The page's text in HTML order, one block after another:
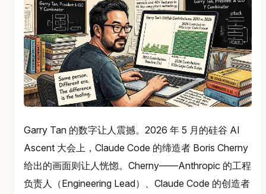
Garry Tan 的数字让人震撼。2026 年 5 月的硅谷 AI
Ascent 大会上，Claude Code 的缔造者 Boris Cherny
给出的画面则让人恍惚。Cherny——Anthropic 的工程
负责人（Engineering Lead）、Claude Code 的创造者